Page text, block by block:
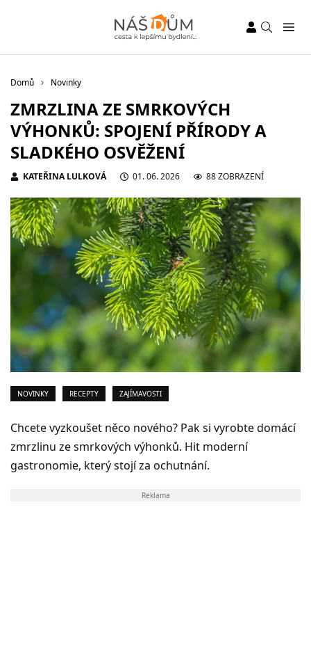
Domů Novinky
ZMRZLINA ZE SMRKOVÝCH
VÝHONKŮ: SPOJENÍ PŘÍRODY A
SLADKÉHO OSVĚŽENÍ
KATEŘINA LULKOVÁ 01. 06. 2026 88 ZOBRAZENÍ
NOVINKY RECEPTY ZAJÍMAVOSTI
Chcete vyzkoušet něco nového? Pak si vyrobte domácí
zmrzlinu ze smrkových výhonků. Hit moderní
gastronomie, který stojí za ochutnání.
Reklama